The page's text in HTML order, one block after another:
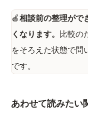
🍎相談前の整理がで
くなります。 比較の
をそろえた状態で問
です。
あわせて読みたい